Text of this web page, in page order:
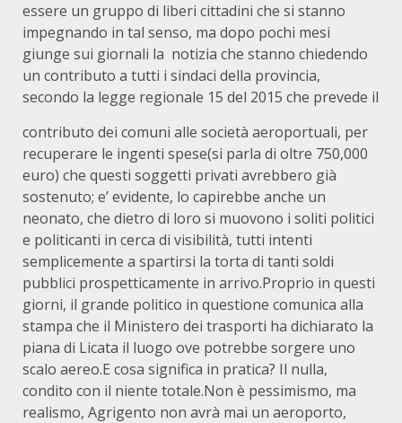
essere un gruppo di liberi cittadini che si stanno
impegnando in tal senso, ma dopo pochi mesi
giunge sui giornali la notizia che stanno chiedendo
un contributo a tutti i sindaci della provincia,
secondo la legge regionale 15 del 2015 che prevede il
contributo dei comuni alle società aeroportuali, per
recuperare le ingenti spese(si parla di oltre 750,000
euro) che questi soggetti privati avrebbero già
sostenuto; e’ evidente, lo capirebbe anche un
neonato, che dietro di loro si muovono i soliti politici
e politicanti in cerca di visibilità, tutti intenti
semplicemente a spartirsi la torta di tanti soldi
pubblici prospetticamente in arrivo.Proprio in questi
giorni, il grande politico in questione comunica alla
stampa che il Ministero dei trasporti ha dichiarato la
piana di Licata il luogo ove potrebbe sorgere uno
scalo aereo.E cosa significa in pratica? Il nulla,
condito con il niente totale.Non è pessimismo, ma
realismo, Agrigento non avrà mai un aeroporto,